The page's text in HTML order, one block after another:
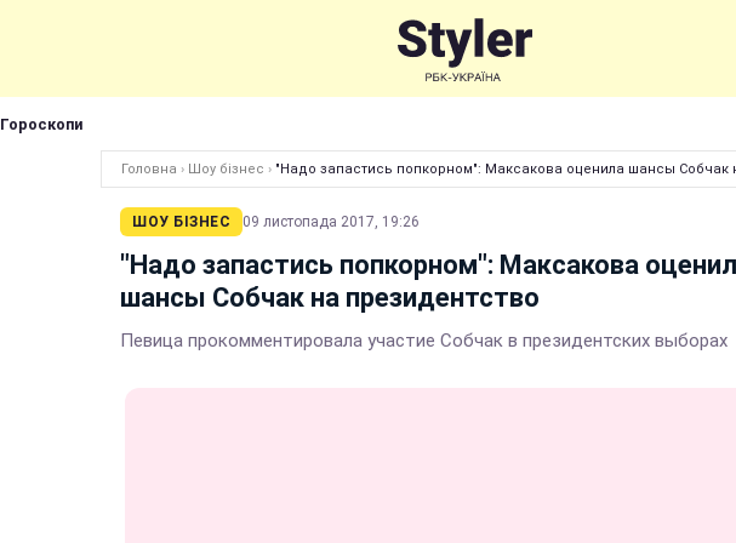
Гороскопи
Головна › Шоу бізнес › "Надо запастись попкорном": Максакова оценила шансы Собчак
ШОУ БІЗНЕС 09 листопада 2017, 19:26
"Надо запастись попкорном": Максакова
шансы Собчак на президентство
Певица прокомментировала участие Собчак в президентских выборах